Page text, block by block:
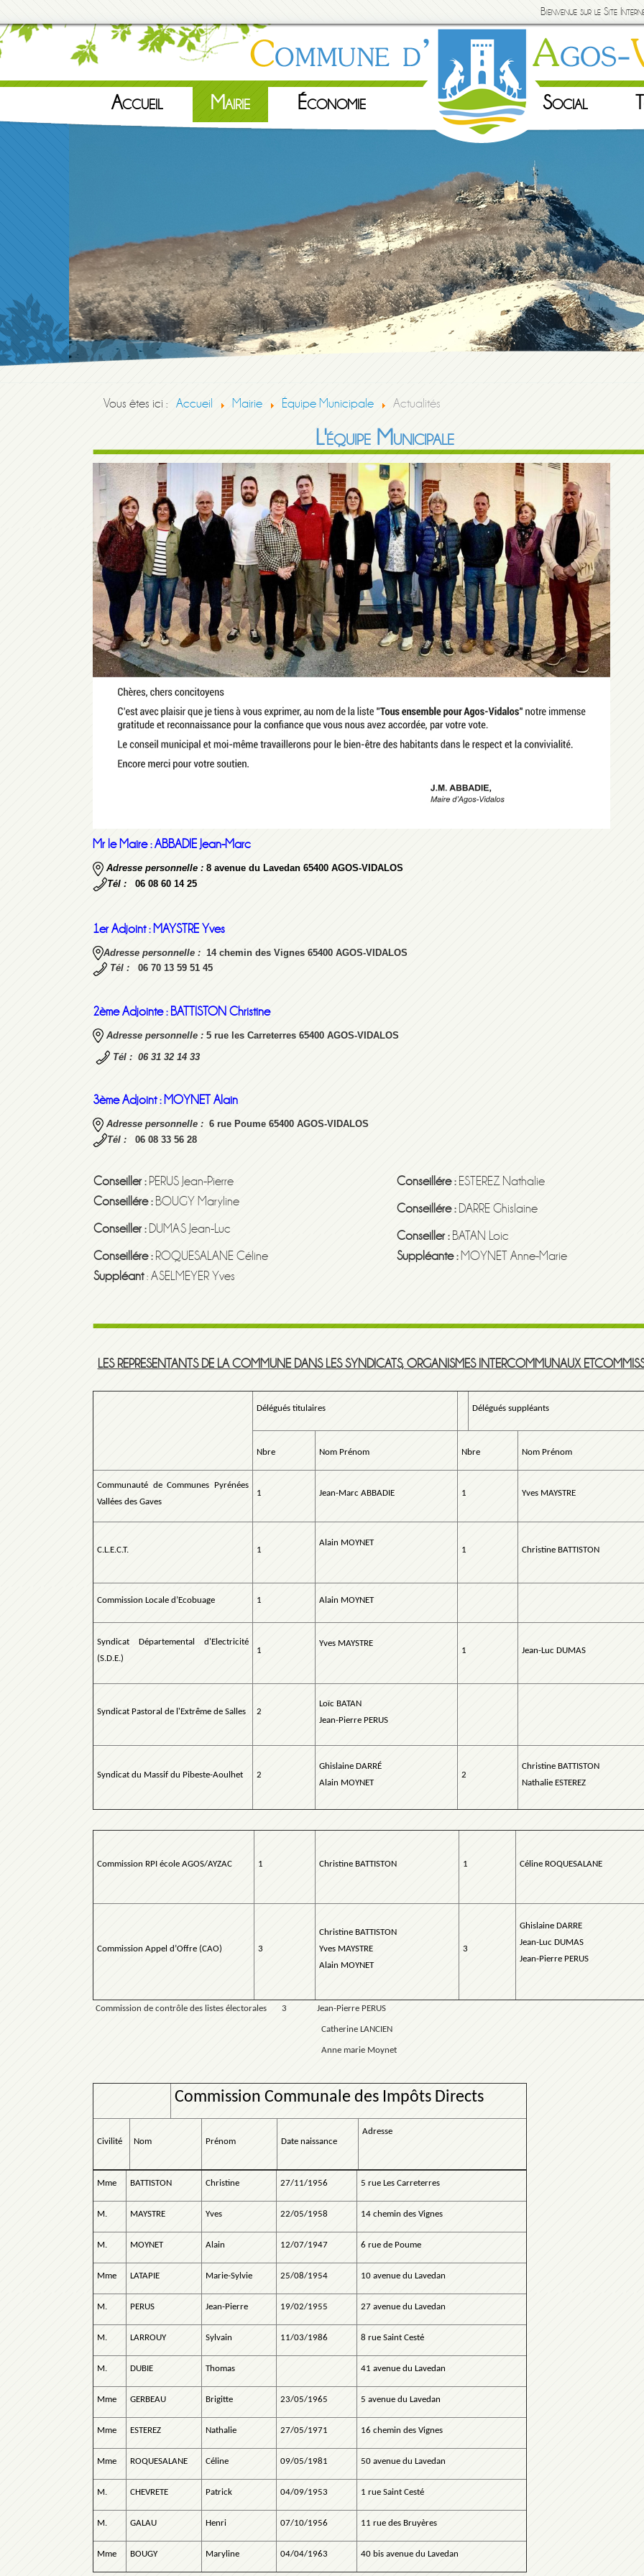
Bienvenue sur le Site
Accueil Mairie Économie Social
Vous êtes ici : Accueil Mairie Équipe Municipale Actualités
L'équipe Municipale
Mr le Maire :ABBADIE Jean-Marc
Adresse personnelle : 8 avenue du Lavedan 65400 AGOS-VIDALOS
Tél : 06 08 60 14 25
1er Adjoint :MAYSTRE Yves
Adresse personnelle : 14 chemin des Vignes 65400 AGOS-VIDALOS
Tél :
06 70 13 59 51 45
2ème Adjointe : BATTISTON Christine
Adresse personnelle : 5 rue les Carreterres 65400 AGOS-VIDALOS
Tél : 06 31 32 14 33
3ème Adjoint : MOYNET Alain
Adresse personnelle : 6 rue Poume 65400 AGOS-VIDALOS
Tél :
06 08 33 56 28
Conseiller :PERUS Jean-Pierre
Conseillére :BOUGY Maryline
Conseiller :DUMAS Jean-Luc
Conseillére :ROQUESALANE Céline
Suppléant: ASELMEYER Yves
Conseillére :ESTEREZ Nathalie
Conseillére :DARRE Ghislaine
Conseiller :BATAN Loic
Suppléante : MOYNET Anne-Marie
LES REPRESENTANTS DE LA COMMUNE DANS LES SYNDICATS, ORGANISMES INTERCOMMUNAUX
Délégués titulaires Délégués suppléants
Nbre Nom Prénom Nbre Nom Prénom
Communauté de Communes Pyrénées
Vallées des Gaves
1 Jean-Marc ABBADIE 1 Yves MAYSTRE
C.L.E.C.T. 1
Alain MOYNET
1 Christine BATTISTON
Commission Locale d’Ecobuage 1 Alain MOYNET
Syndicat Départemental d'Electricité
(S.D.E.)
1
Yves MAYSTRE
1 Jean-Luc DUMAS
Syndicat Pastoral de l'Extrême de Salles 2
Loïc BATAN
Jean-Pierre PERUS
Syndicat du Massif du Pibeste-Aoulhet 2
Ghislaine DARRÉ
Alain MOYNET
2
Christine BATTISTON
Nathalie ESTEREZ
Commission RPI école AGOS/AYZAC 1 Christine BATTISTON 1 Céline ROQUESALANE
Commission Appel d’Offre (CAO) 3
Christine BATTISTON
Yves MAYSTRE
Alain MOYNET
3
Ghislaine DARRE
Jean-Luc DUMAS
Jean-Pierre PERUS
Commission de contrôle des listes électorales 3 Jean-Pierre PERUS
Catherine LANCIEN
Anne marie Moynet
Commission Communale des Impôts Directs
Civilité Nom Prénom Date naissance
Adresse
Mme BATTISTON Christine 27/11/1956 5 rue Les Carreterres
M. MAYSTRE Yves 22/05/1958 14 chemin des Vignes
M. MOYNET Alain 12/07/1947 6 rue de Poume
Mme LATAPIE Marie-Sylvie 25/08/1954 10 avenue du Lavedan
M. PERUS Jean-Pierre 19/02/1955 27 avenue du Lavedan
M. LARROUY Sylvain 11/03/1986 8 rue Saint Cesté
M. DUBIE Thomas 41 avenue du Lavedan
Mme GERBEAU Brigitte 23/05/1965 5 avenue du Lavedan
Mme ESTEREZ Nathalie 27/05/1971 16 chemin des Vignes
Mme ROQUESALANE Céline 09/05/1981 50 avenue du Lavedan
M. CHEVRETE Patrick 04/09/1953 1 rue Saint Cesté
M. GALAU Henri 07/10/1956 11 rue des Bruyères
Mme BOUGY Maryline 04/04/1963 40 bis avenue du Lavedan